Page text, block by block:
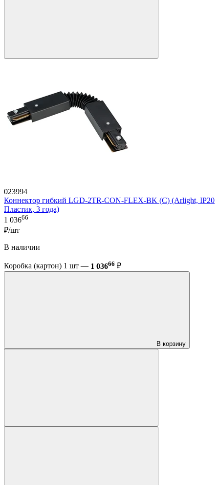
023994
Коннектор гибкий LGD-2TR-CON-FLEX-BK (C) (Arlight, IP20
Пластик, 3 года)
1 03666
₽/шт
В наличии
Коробка (картон) 1 шт — 1 03666 ₽
В корзину